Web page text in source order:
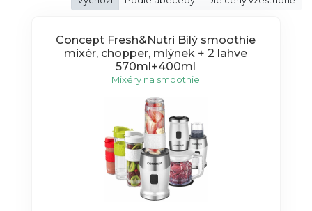
Concept Fresh&Nutri Bílý smoothie
mixér, chopper, mlýnek + 2 lahve
570ml+400ml
Mixéry na smoothie